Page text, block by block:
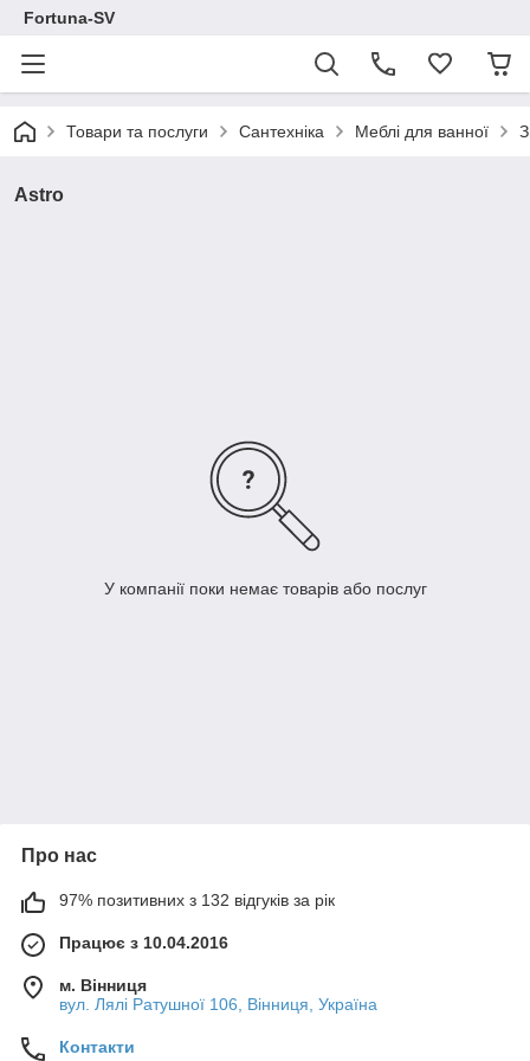
Fortuna-SV
Товари та послуги Сантехніка Меблі для ванної
Astro
У компанії поки немає товарів або послуг
Про нас
97% позитивних з 132 відгуків за рік
Працює з 10.04.2016
м. Вінниця
вул. Лялі Ратушної 106, Вінниця, Україна
Контакти